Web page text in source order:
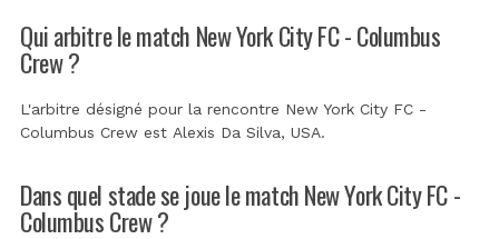
Qui arbitre le match New York City FC - Columbus
Crew ?
L'arbitre désigné pour la rencontre New York City FC -
Columbus Crew est Alexis Da Silva, USA.
Dans quel stade se joue le match New York City FC -
Columbus Crew ?